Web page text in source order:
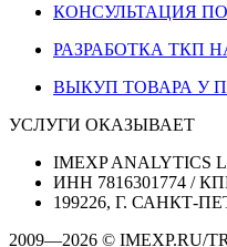
КОНСУЛЬТАЦИЯ
РАЗРАБОТКА ТКП
ВЫКУП ТОВАРА У
УСЛУГИ ОКАЗЫВАЕТ
IMEXP ANALYTICS
ИНН 7816301774 /
199226, Г. САНКТ-
2009—2026 © IMEXP.RU/